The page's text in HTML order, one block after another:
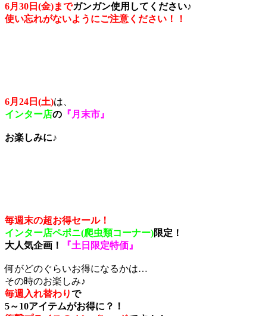
6月30日(金)までガンガン使用してください♪
使い忘れがないようにご注意ください！！
6月24日(土)は、
インター店の 『月末市』
お楽しみに♪
毎週末の超お得セール！
インター店ペポニ(爬虫類コーナー)限定！
大人気企画！
『土日限定特価』
何がどのぐらいお得になるかは…
その時のお楽しみ♪
毎週入れ替わりで
5～10アイテムがお得に？！